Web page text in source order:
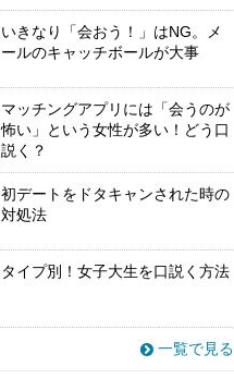
いきなり「会おう！」はNG。メ
ールのキャッチボールが大事
マッチングアプリには「会うのが
怖い」という女性が多い！どう口
説く？
初デートをドタキャンされた時の
対処法
タイプ別！女子大生を口説く方法
一覧で見る